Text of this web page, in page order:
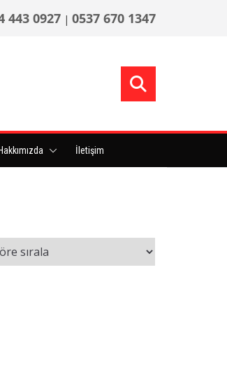
443 0927 | 0537 670 1347
Hakkımızda İletişim